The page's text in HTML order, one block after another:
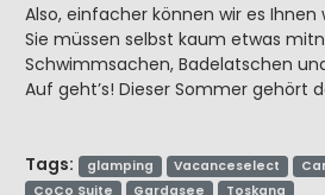
Also, einfacher können wir es
Sie müssen selbst kaum etwas
Schwimmsachen, Badelatschen
Auf geht’s! Dieser Sommer gehört
Tags: glamping Vacanceselect
CoCo Suite
Gardasee Toskana